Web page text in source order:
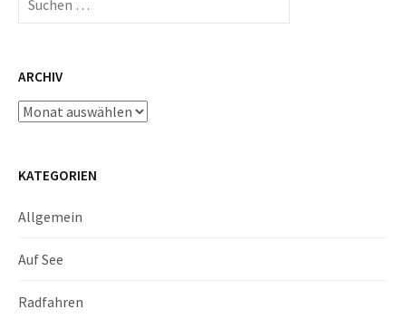
nach:
ARCHIV
Archiv
KATEGORIEN
Allgemein
Auf See
Radfahren